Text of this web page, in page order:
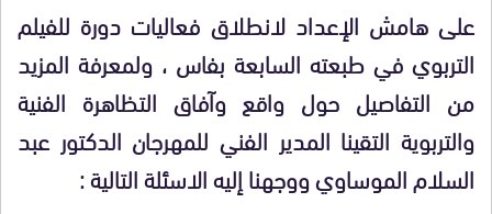
على هامش الإعداد لانطلاق فعاليات دورة للفيلم
التربوي في طبعته السابعة بفاس ، ولمعرفة المزيد
من التفاصيل حول واقع وآفاق التظاهرة الفنية
والتربوية التقينا المدير الفني للمهرجان الدكتور عبد
السلام الموساوي ووجهنا إليه الاسئلة التالية :